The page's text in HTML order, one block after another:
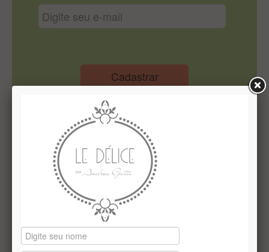
Cadastrar
Institucional
Quem Somos
Le Délice Atelier
Lista de comparação
Vale presentes